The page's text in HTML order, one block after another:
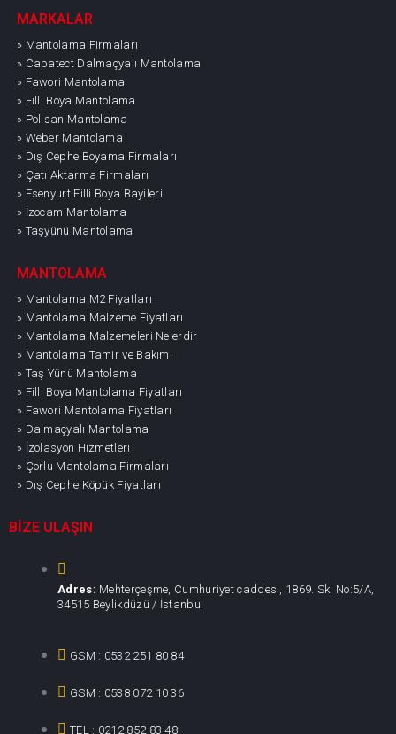
MARKALAR
» Mantolama Firmaları
» Capatect Dalmaçyalı Mantolama
» Fawori Mantolama
» Filli Boya Mantolama
» Polisan Mantolama
» Weber Mantolama
» Dış Cephe Boyama Firmaları
» Çatı Aktarma Firmaları
» Esenyurt Filli Boya Bayileri
» İzocam Mantolama
» Taşyünü Mantolama
MANTOLAMA
» Mantolama M2 Fiyatları
» Mantolama Malzeme Fiyatları
» Mantolama Malzemeleri Nelerdir
» Mantolama Tamir ve Bakımı
» Taş Yünü Mantolama
» Filli Boya Mantolama Fiyatları
» Fawori Mantolama Fiyatları
» Dalmaçyalı Mantolama
» İzolasyon Hizmetleri
» Çorlu Mantolama Firmaları
» Dış Cephe Köpük Fiyatları
BİZE ULAŞIN
Adres: Mehterçeşme, Cumhuriyet caddesi, 1869. Sk. No:5/A,
34515 Beylikdüzü / İstanbul
GSM : 0532 251 80 84
GSM : 0538 072 10 36
TEL : 0212 852 83 48